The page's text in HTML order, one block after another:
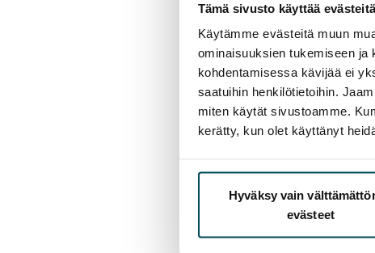
Tämä sivusto käyttää evästeitä
Käytämme evästeitä muun
ominaisuuksien tukemiseen ja
kohdentamisessa kävijää ei
saatuihin henkilötietoihin.
miten käytät sivustoamme.
kerätty, kun olet käyttänyt
Hyväksy vain
evästeet
Kauniinilmankuja
Keinulaudantie 7,
Malagankatu 7,
Tampere
Tieteenkatu 14,